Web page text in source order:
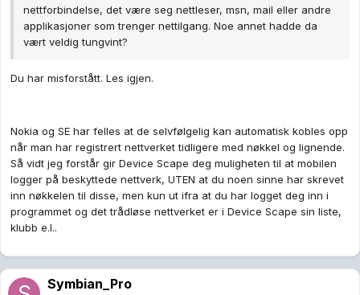
nettforbindelse, det være seg nettleser, msn, mail eller andre
applikasjoner som trenger nettilgang. Noe annet hadde da
vært veldig tungvint?
Du har misforstått. Les igjen.
Nokia og SE har felles at de selvfølgelig kan automatisk kobles opp
når man har registrert nettverket tidligere med nøkkel og lignende.
Så vidt jeg forstår gir Device Scape deg muligheten til at mobilen
logger på beskyttede nettverk, UTEN at du noen sinne har skrevet
inn nøkkelen til disse, men kun ut ifra at du har logget deg inn i
programmet og det trådløse nettverket er i Device Scape sin liste,
klubb e.l..
Symbian_Pro